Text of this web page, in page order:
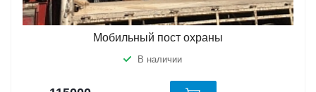
Мобильный пост охраны
В наличии